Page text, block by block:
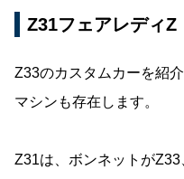
Z31フェアレディZ
Z33のカスタムカーを紹
マシンも存在します。
Z31は、ボンネットが